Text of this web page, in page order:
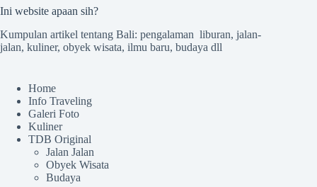
Ini website apaan sih?
Kumpulan artikel tentang Bali: pengalaman liburan, jalan-
jalan, kuliner, obyek wisata, ilmu baru, budaya dll
Home
Info Traveling
Galeri Foto
Kuliner
TDB Original
Jalan Jalan
Obyek Wisata
Budaya